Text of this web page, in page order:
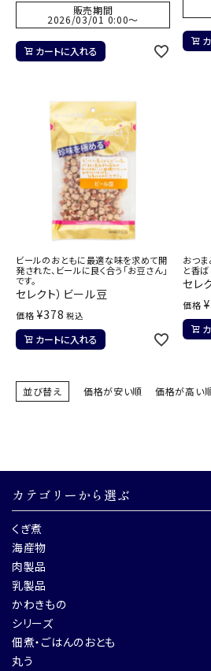
販売期間
2026/03/01 0:00〜
カートに入れる
ビールのおともに最適な味を求めて開
発された、ビールに良く合う「お豆さん」
です。
セレクト）ビール豆
価格 ¥378 税込
カートに入れる
おつ
と香
セレ
価格 ¥
並び替え 価格が安い順 価格が高い
カテゴリーから選ぶ
くぎ煮
海産物
肉製品
乳製品
かわきもの
シリーズ
佃煮・ごはんのおとも
丸う